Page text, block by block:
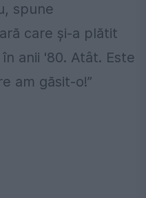
spune
care și-a plătit
anii '80. Atât. Este
am găsit-o!”